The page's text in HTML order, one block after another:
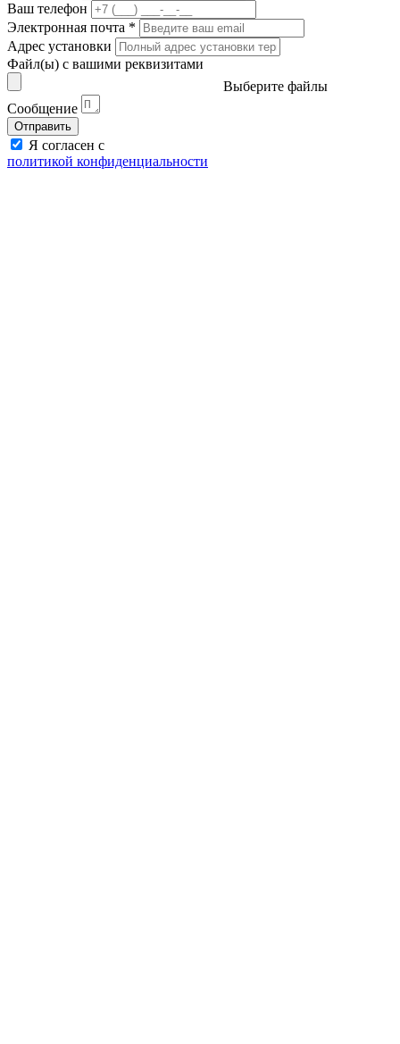
Ваш телефон
Электронная почта *
Адрес установки
Файл(ы) с вашими реквизитами
Выберите файлы
Сообщение
Отправить
Я согласен с
политикой конфиденциальности